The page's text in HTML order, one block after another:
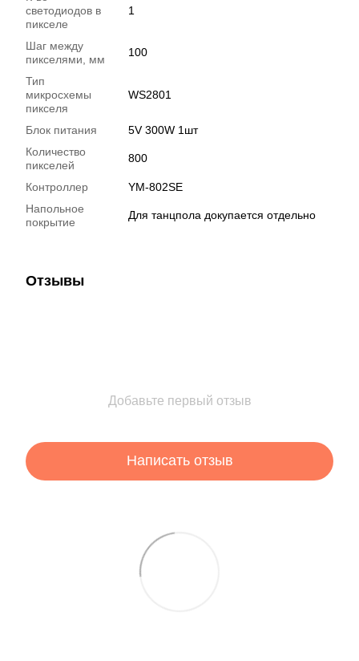
светодиодов в
пикселе
1
Шаг между
пикселями, мм
100
Тип
микросхемы
пикселя
WS2801
Блок питания
5V 300W 1шт
Количество
пикселей
800
Контроллер
YM-802SE
Напольное
покрытие
Для танцпола докупается отдельно
Отзывы
Добавьте первый отзыв
Написать отзыв